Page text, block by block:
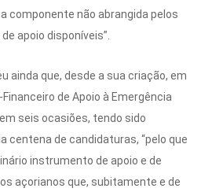
componente não abrangida pelos
apoio disponíveis”.
ainda que, desde a sua criação, em
de Apoio à Emergência
seis ocasiões, tendo sido
centena de candidaturas, “pelo que
instrumento de apoio e de
açorianos que, subitamente e de